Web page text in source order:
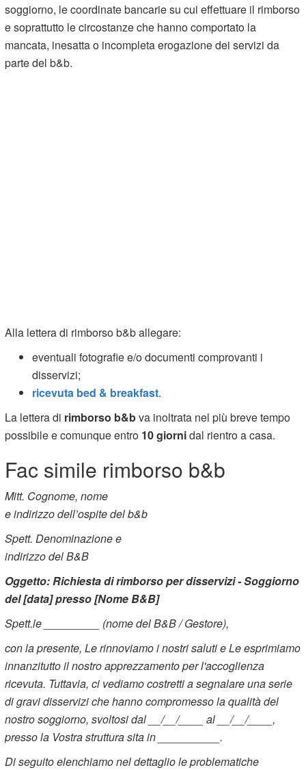
soggiorno, le coordinate bancarie su cui effettuare il rimborso
e soprattutto le circostanze che hanno comportato la
mancata, inesatta o incompleta erogazione dei servizi da
parte del b&b.
Alla lettera di rimborso b&b allegare:
eventuali fotografie e/o documenti comprovanti i
disservizi;
ricevuta bed & breakfast.
La lettera di rimborso b&bva inoltrata nel più breve tempo
possibile e comunque entro 10 giornidal rientro a casa.
Fac simile rimborso b&b
Mitt. Cognome, nome
e indirizzo dell’ospite del b&b
Spett. Denominazione e
indirizzo del B&B
Oggetto: Richiesta di rimborso per disservizi - Soggiorno
del [data] presso [Nome B&B]
Spett.le _________ (nome del B&B / Gestore),
con la presente, Le rinnoviamo i nostri saluti e Le esprimiamo
innanzitutto il nostro apprezzamento per l'accoglienza
ricevuta. Tuttavia, ci vediamo costretti a segnalare una serie
di gravi disservizi che hanno compromesso la qualità del
nostro soggiorno, svoltosi dal __/__/____ al __/__/____,
presso la Vostra struttura sita in __________.
Di seguito elenchiamo nel dettaglio le problematiche